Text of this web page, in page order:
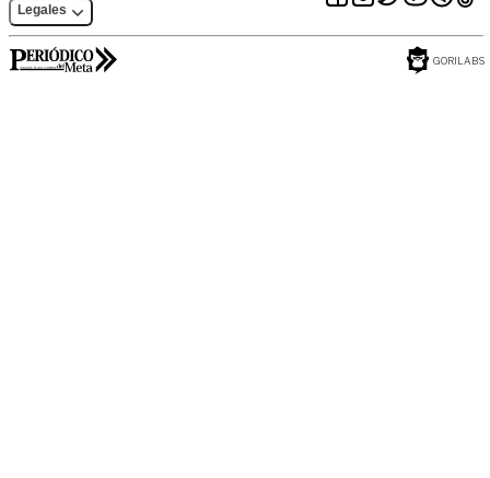
Legales
GORILABS